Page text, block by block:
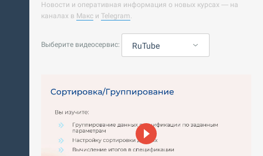
Новости и оперативная информация о новых курсах — на
каналах в Макс и Telegram.
Выберите видеосервис: RuTube